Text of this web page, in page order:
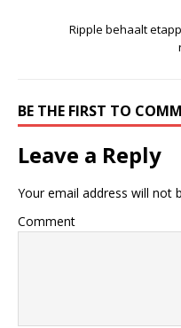
Ripple behaalt
BE THE FIRST TO
Leave a Reply
Your email address will not
Comment